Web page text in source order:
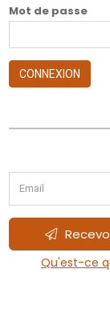
Mot de passe
CONNEXION
Qu'est-ce